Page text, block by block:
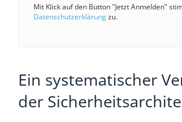
Mit Klick auf den Button "Jetzt Anmelden"
Datenschutzerklärungzu.
Ein systematischer
der